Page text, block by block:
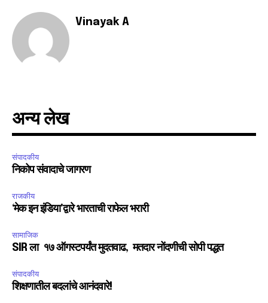
6,300 32,111 75
Vinayak A
अन्य लेख
संपादकीय
निकोप संवादाचे जागरण
राजकीय
‘मेक इन इंडिया’द्वारे भारताची राफेल भरारी
सामाजिक
SIR ला १७ ऑगस्टपर्यंत मुदतवाढ, मतदार नोंदणीची सोपी पद्धत
संपादकीय
शिक्षणातील बदलांचे आनंदवारे!